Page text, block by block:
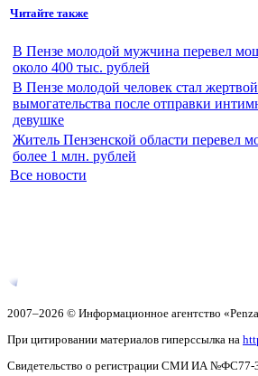
Читайте также
В Пензе молодой мужчина перевел
около 400 тыс. рублей
В Пензе молодой человек стал жертвой
вымогательства после отправки
девушке
Житель Пензенской области перевел
более 1 млн. рублей
Все новости
2007–2026 © Информационное агентство
При цитировании материалов гиперссылка на
Свидетельство о регистрации СМИ ИА №ФС77-